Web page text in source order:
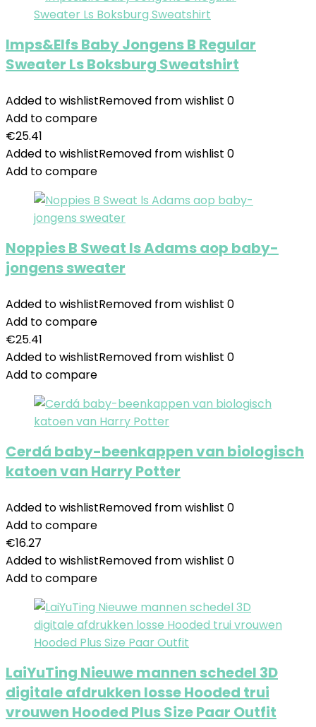
Imps&Elfs Baby Jongens B Regular
Sweater Ls Boksburg Sweatshirt
Added to wishlistRemoved from wishlist 0
Add to compare
€25.41
Added to wishlistRemoved from wishlist 0
Add to compare
Noppies B Sweat ls Adams aop baby-
jongens sweater
Added to wishlistRemoved from wishlist 0
Add to compare
€25.41
Added to wishlistRemoved from wishlist 0
Add to compare
Cerdá baby-beenkappen van biologisch
katoen van Harry Potter
Added to wishlistRemoved from wishlist 0
Add to compare
€16.27
Added to wishlistRemoved from wishlist 0
Add to compare
LaiYuTing Nieuwe mannen schedel 3D
digitale afdrukken losse Hooded trui
vrouwen Hooded Plus Size Paar Outfit